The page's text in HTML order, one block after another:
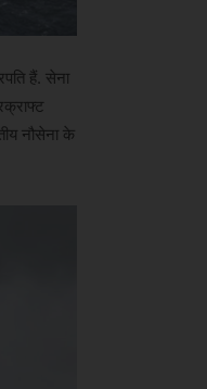
हैं. सेना
नौसेना के